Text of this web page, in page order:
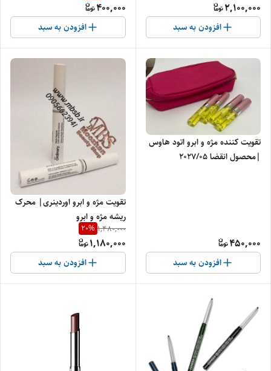
2,100,000
افزودن به سبد
400,000
افزودن به سبد
تقویت کننده مژه و ابرو اتود هاوس
|محصول انقضا 2027/05
450,000
افزودن به سبد
تقویت مژه و ابرو اوردینری| محرک
ریشه مژه و ابرو
1,480,000
20%
1,180,000
افزودن به سبد